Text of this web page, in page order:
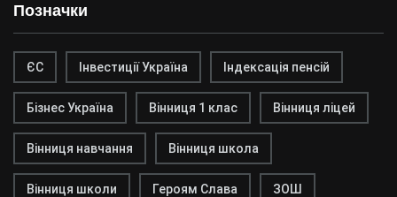
Позначки
ЄС Інвестиції Україна Індексація пенсій
Бізнес Україна Вінниця 1 клас Вінниця ліцей
Вінниця навчання Вінниця школа
Вінниця школи Героям Слава ЗОШ